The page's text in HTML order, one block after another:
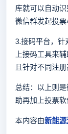
库就可以自动
微信群发起投票
3.接码平台，针
上接码工具来
且针对不同注
总结：以上则
助再加上投票
本内容由新能